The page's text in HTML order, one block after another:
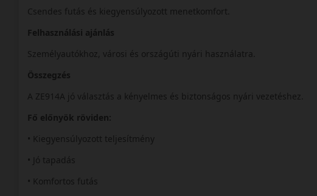
Csendes futás és kiegyensúlyozott menetkomfort.
Felhasználási ajánlás
Személyautókhoz, városi és országúti nyári használatra.
Összegzés
A ZE914A jó választás a kényelmes és biztonságos nyári vezetéshez.
Fő előnyök röviden:
• Kiegyensúlyozott teljesítmény
• Jó tapadás
• Komfortos futás